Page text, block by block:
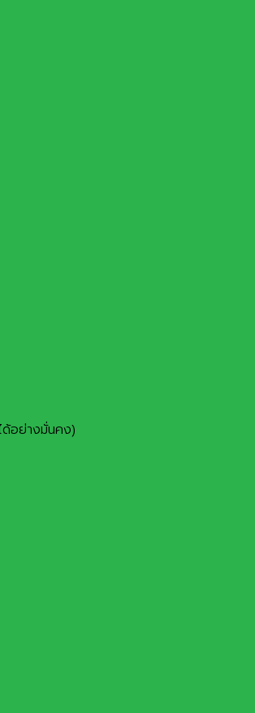
ด้อย่างมั่นคง)